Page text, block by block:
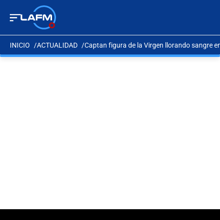
INICIO ACTUALIDAD Captan figura de la Virgen llorando sangre